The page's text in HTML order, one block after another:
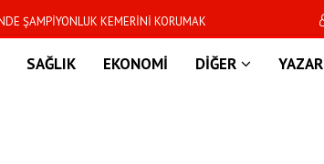
ŞAMPİYONLUK KEMERİNİ KORUMAK Dünya Kupası
SAĞLIK EKONOMİ DİĞER